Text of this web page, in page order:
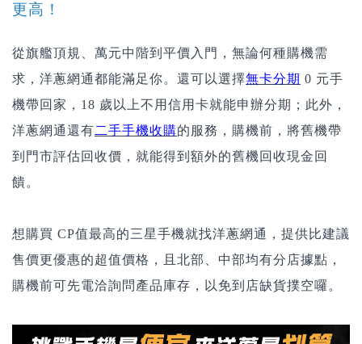
更高！
從旗艦頂規、萬元中階到平價入門，無論何種購機需
求，洋蔥網通都能滿足你。還可以選擇無卡分期 0 元手
機帶回家，18 歲以上不用信用卡就能申辦分期；此外，
洋蔥網通還有二手手機收購的服務，購機前，將舊機帶
到門市評估回收價，就能得到額外的舊機回收現金回
饋。
想購買 CP值最高的三星手機就找洋蔥網通，提供比建議
售價更優惠的超值價格，且北部、中部均有分店據點，
購機前可先電洽詢問產品庫存，以免到店缺貨撲空囉。